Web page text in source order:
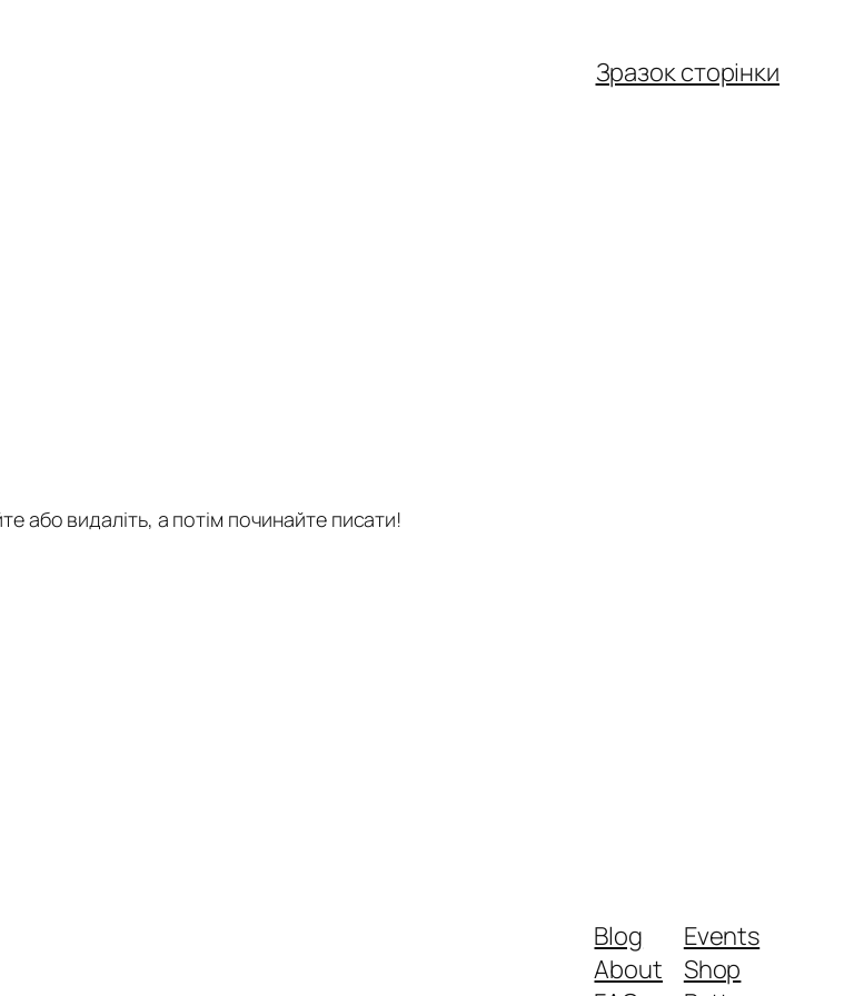
Зразок сторінки
або видаліть, а потім починайте писати!
Blog
About
Events
Shop